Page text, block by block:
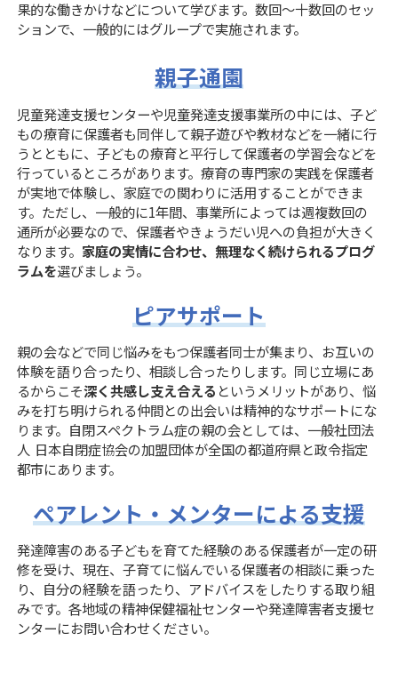
果的な働きかけなどについて学びます。数回～十数回のセッ
ションで、一般的にはグループで実施されます。
親子通園
児童発達支援センターや児童発達支援事業所の中には、子ど
もの療育に保護者も同伴して親子遊びや教材などを一緒に行
うとともに、子どもの療育と平行して保護者の学習会などを
行っているところがあります。療育の専門家の実践を保護者
が実地で体験し、家庭での関わりに活用することができま
す。ただし、一般的に1年間、事業所によっては週複数回の
通所が必要なので、保護者やきょうだい児への負担が大きく
なります。 家庭の実情に合わせ、無理なく続けられるプログ
ラムを選びましょう。
ピアサポート
親の会などで同じ悩みをもつ保護者同士が集まり、お互いの
体験を語り合ったり、相談し合ったりします。同じ立場にあ
るからこそ深く共感し支え合える というメリットがあり、悩
みを打ち明けられる仲間との出会いは精神的なサポートにな
ります。自閉スペクトラム症の親の会としては、一般社団法
人 日本自閉症協会の加盟団体が全国の都道府県と政令指定
都市にあります。
ペアレント・メンターによる支援
発達障害のある子どもを育てた経験のある保護者が一定の研
修を受け、現在、子育てに悩んでいる保護者の相談に乗った
り、自分の経験を語ったり、アドバイスをしたりする取り組
みです。各地域の精神保健福祉センターや発達障害者支援セ
ンターにお問い合わせください。